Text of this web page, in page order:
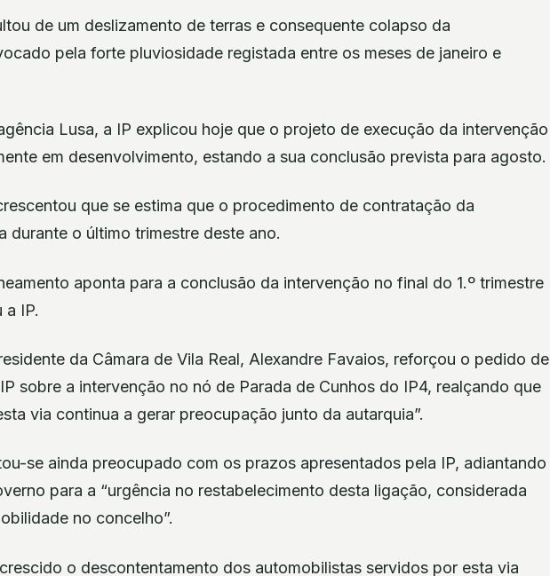
de um deslizamento de terras e consequente colapso da
pela forte pluviosidade registada entre os meses de janeiro e
Lusa, a IP explicou hoje que o projeto de execução da intervenção
em desenvolvimento, estando a sua conclusão prevista para agosto.
que se estima que o procedimento de contratação da
durante o último trimestre deste ano.
aponta para a conclusão da intervenção no final do 1.º trimestre
a IP.
da Câmara de Vila Real, Alexandre Favaios, reforçou o pedido de
sobre a intervenção no nó de Parada de Cunhos do IP4, realçando que
via continua a gerar preocupação junto da autarquia”.
se ainda preocupado com os prazos apresentados pela IP, adiantando
para a “urgência no restabelecimento desta ligação, considerada
no concelho”.
o descontentamento dos automobilistas servidos por esta via